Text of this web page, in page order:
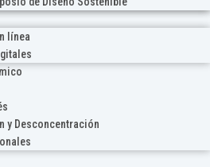
línea
y Desconcentración